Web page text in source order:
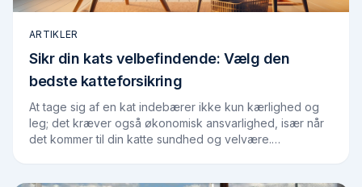
ARTIKLER
Sikr din kats velbefindende: Vælg den
bedste katteforsikring
At tage sig af en kat indebærer ikke kun kærlighed og
leg; det kræver også økonomisk ansvarlighed, især når
det kommer til din katte sundhed og velvære.